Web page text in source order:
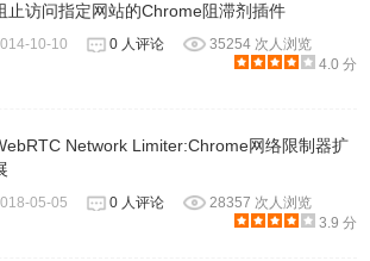
止访问指定网站的Chrome阻滞剂插件
10-10 0 人评论
35254 次人浏览
4.0 分
Network Limiter:Chrome网络限制器扩
05-05 0 人评论
28357 次人浏览
3.9 分